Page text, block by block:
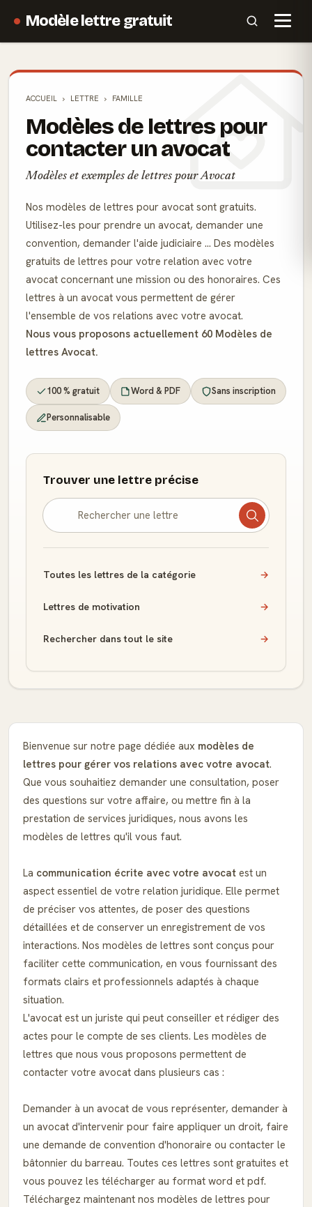
Modèle lettre gratuit
ACCUEIL LETTRE FAMILLE
Modèles de lettres pour
contacter un avocat
Modèles et exemples de lettres pour Avocat
Nos modèles de lettres pour avocat sont gratuits.
Utilisez-les pour prendre un avocat, demander une
convention, demander l'aide judiciaire ... Des modèles
gratuits de lettres pour votre relation avec votre
avocat concernant une mission ou des honoraires. Ces
lettres à un avocat vous permettent de gérer
l'ensemble de vos relations avec votre avocat.
Nous vous proposons actuellement 60 Modèles de
lettres Avocat.
100 % gratuit Word & PDF Sans inscription
Personnalisable
Trouver une lettre précise
Toutes les lettres de la catégorie →
Lettres de motivation →
Rechercher dans tout le site →
Bienvenue sur notre page dédiée aux modèles de
lettres pour gérer vos relations avec votre avocat.
Que vous souhaitiez demander une consultation, poser
des questions sur votre affaire, ou mettre fin à la
prestation de services juridiques, nous avons les
modèles de lettres qu'il vous faut.
La communication écrite avec votre avocat est un
aspect essentiel de votre relation juridique. Elle permet
de préciser vos attentes, de poser des questions
détaillées et de conserver un enregistrement de vos
interactions. Nos modèles de lettres sont conçus pour
faciliter cette communication, en vous fournissant des
formats clairs et professionnels adaptés à chaque
situation.
L'avocat est un juriste qui peut conseiller et rédiger des
actes pour le compte de ses clients. Les modèles de
lettres que nous vous proposons permettent de
contacter votre avocat dans plusieurs cas :
Demander à un avocat de vous représenter, demander à
un avocat d'intervenir pour faire appliquer un droit, faire
une demande de convention d'honoraire ou contacter le
bâtonnier du barreau. Toutes ces lettres sont gratuites et
vous pouvez les télécharger au format word et pdf.
Téléchargez maintenant nos modèles de lettres pour